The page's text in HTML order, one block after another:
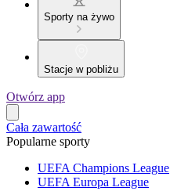
Sporty na żywo
Stacje w pobliżu
Otwórz app
Cała zawartość
Popularne sporty
UEFA Champions League
UEFA Europa League